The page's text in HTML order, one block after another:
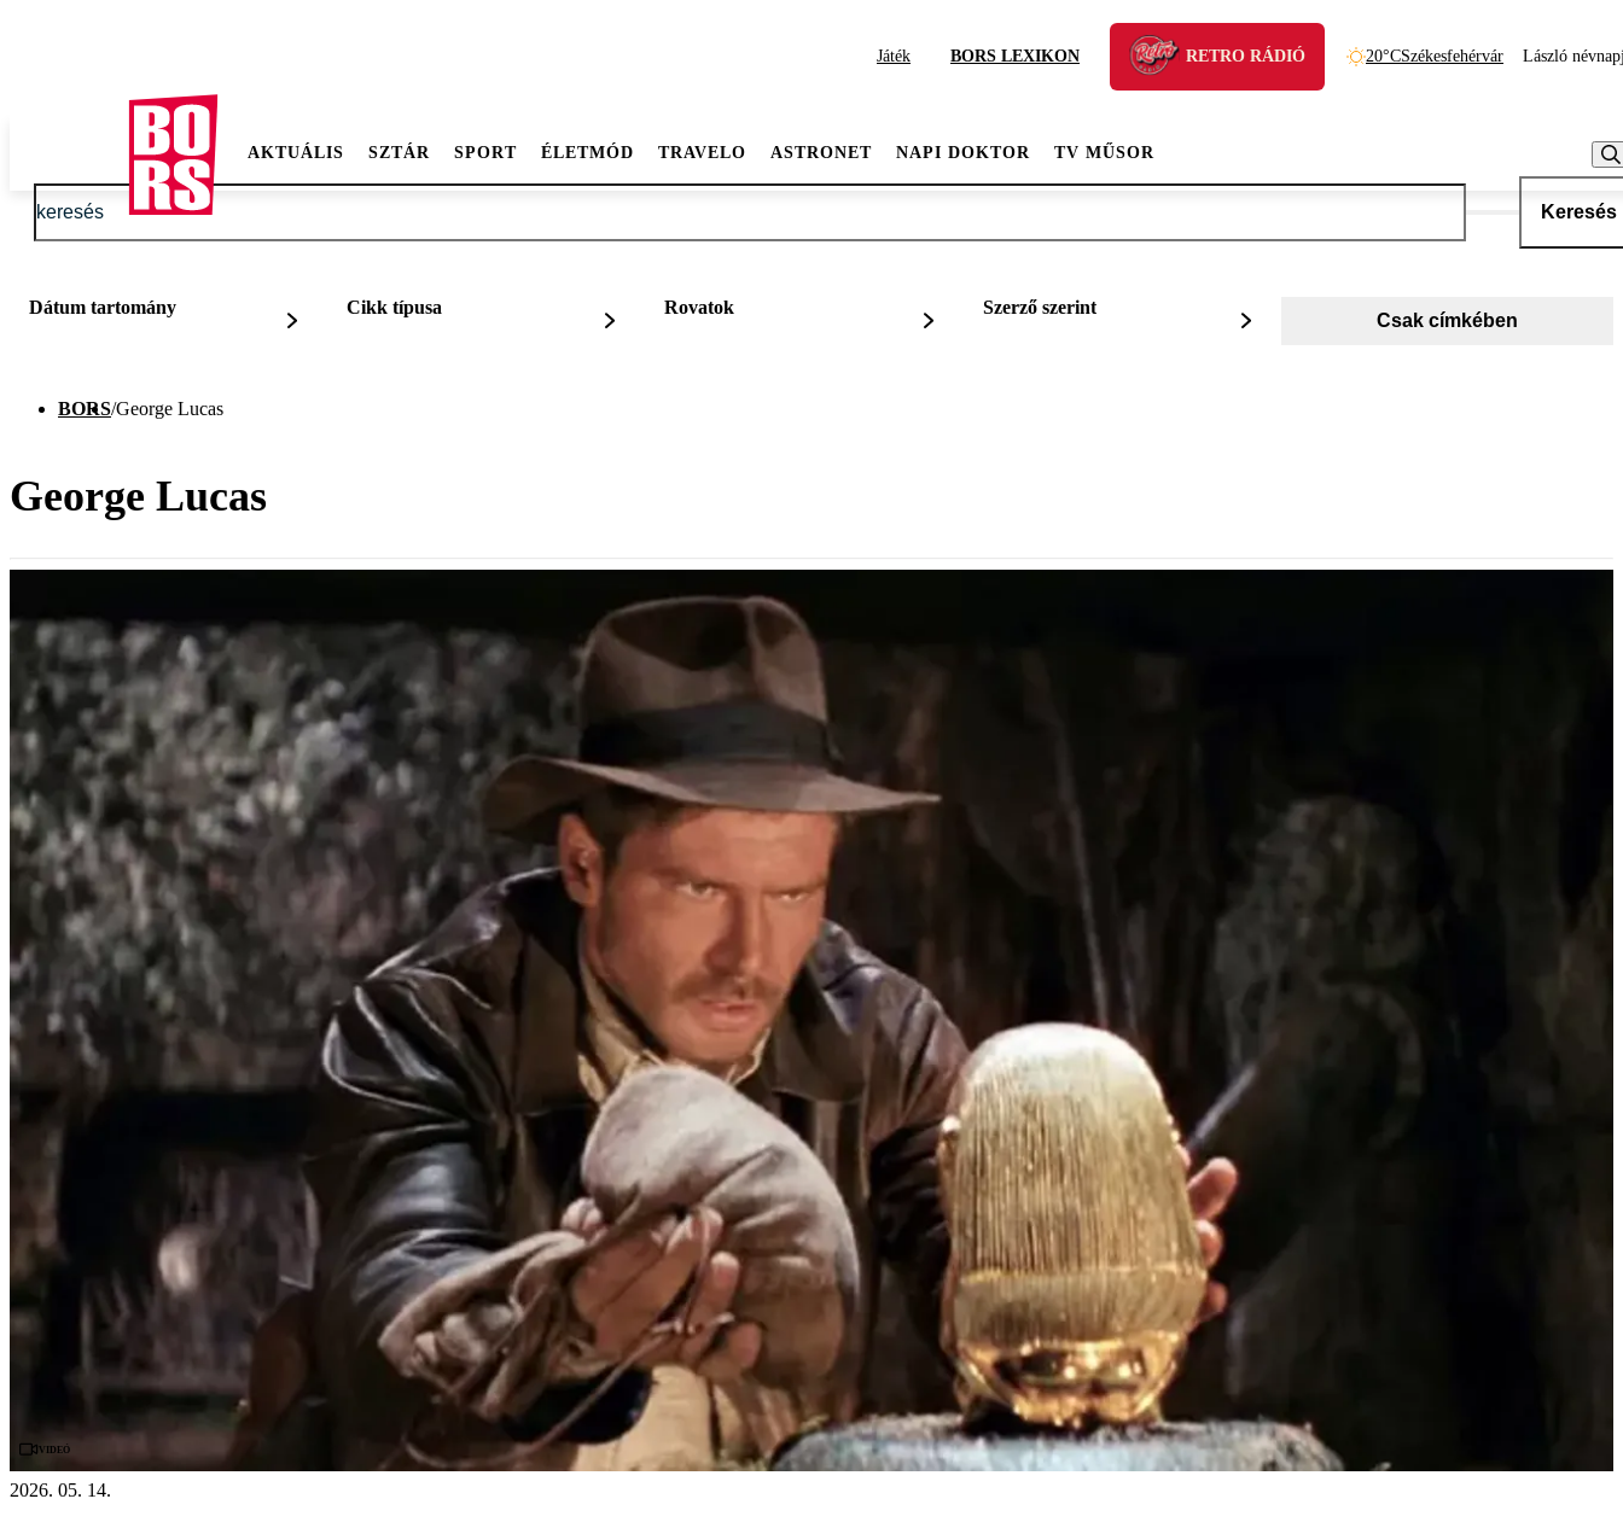
Játék BORS LEXIKON RETRO RÁDIÓ 20°CSzékesfehérvár László
AKTUÁLIS SZTÁR SPORT ÉLETMÓD TRAVELO ASTRONET NAPI DOKTOR TV MŰSOR
Keresés
Dátum tartomány Cikk típusa Rovatok Szerző szerint
Csak címkében
BORS/George Lucas
George Lucas
Videó
2026. 05. 14.